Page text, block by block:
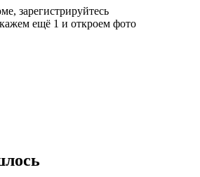
зарегистрируйтесь
ещё 1 и откроем фото